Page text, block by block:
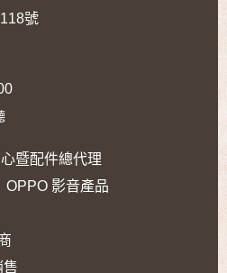
號
暨配件總代理
影音產品
售